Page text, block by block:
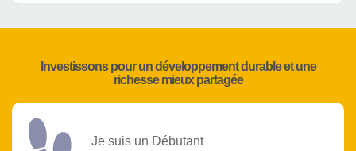
Investissons pour un développement durable et une
richesse mieux partagée
Je suis un Débutant